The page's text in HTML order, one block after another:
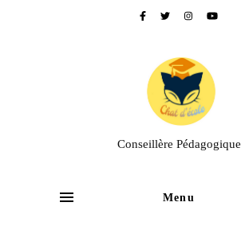
Conseillère Pédagogique
Menu